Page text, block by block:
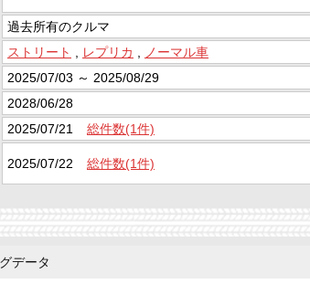
過去所有のクルマ
ストリート レプリカ
ノーマル車
2025/07/03 ～ 2025/08/29
2028/06/28
2025/07/21
総件数(1件)
2025/07/22 総件数(1件)
データ